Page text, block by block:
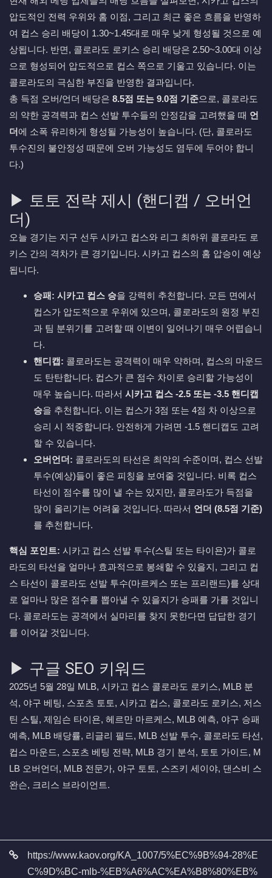
압도적인 전력 우위와 홈 이점, 그리고 최근 좋은 흐름을 반영하
여 컵스 승리 배당이 1.30~1.45대로 매우 낮게 형성될 것으로 예
상됩니다. 반면, 콜로라도 로키스 승리 배당은 2.50~3.00대 이상
으로 형성되어 압도적으로 컵스 쪽으로 기울고 있습니다. 이는
콜로라도의 극심한 부진을 반영한 결과입니다.
총 득점 오버/언더 배당은 8.5점 또는 9.0점 기준으로, 콜로라도
의 약한 공격력과 컵스 선발 투수들의 안정감을 고려했을 때 언
더에 소폭 유리하게 형성될 가능성이 높습니다. (단, 콜로라도
투수진의 불안정성 때문에 오버 가능성도 염두에 두어야 합니
다.)
▶ 토토 전략 제시 (핸디캡 / 오버언
더)
오늘 경기는 지구 선두 시카고 컵스와 리그 최하위 콜로라도 로
키스 간의 격차가 큰 경기입니다. 시카고 컵스의 홈 압승이 예상
됩니다.
승패: 시카고 컵스 승을 강력히 추천합니다. 모든 면에서
컵스가 압도적으로 우위에 있으며, 콜로라도의 원정 부진
과 팀 분위기를 고려할 때 이변이 일어나기 매우 어렵습니
다.
핸디캡: 콜로라도는 공격력이 매우 약하며, 컵스의 마운드
도 탄탄합니다. 컵스가 큰 점수 차이로 승리할 가능성이
매우 높습니다. 따라서 시카고 컵스 -2.5 또는 -3.5 핸디캡
승을 추천합니다. 이는 컵스가 3점 또는 4점 차 이상으로
승리 시 적중합니다. 안전하게 가려면 -1.5 핸디캡도 고려
할 수 있습니다.
오버언더: 콜로라도의 타선은 최악의 수준이며, 컵스 선발
투수(예상)들이 좋은 피칭을 보여줄 것입니다. 비록 컵스
타선이 점수를 많이 낼 수는 있지만, 콜로라도가 득점을
많이 올리기는 어려울 것입니다. 따라서 언더 (8.5점 기준)
를 추천합니다.
핵심 포인트: 시카고 컵스 선발 투수(스틸 또는 타이욘)가 콜로
라도의 타선을 얼마나 효과적으로 봉쇄할 수 있을지, 그리고 컵
스 타선이 콜로라도 선발 투수(마르케스 또는 프리랜드)를 상대
로 얼마나 많은 점수를 뽑아낼 수 있을지가 승패를 가를 것입니
다. 콜로라도는 공격에서 실마리를 찾지 못한다면 답답한 경기
를 이어갈 것입니다.
▶ 구글 SEO 키워드
2025년 5월 28일 MLB, 시카고 컵스 콜로라도 로키스, MLB 분
석, 야구 베팅, 스포츠 토토, 시카고 컵스, 콜로라도 로키스, 저스
틴 스틸, 제임슨 타이욘, 헤르만 마르케스, MLB 예측, 야구 승패
예측, MLB 배당률, 리글리 필드, MLB 선발 투수, 콜로라도 타선,
컵스 마운드, 스포츠 베팅 전략, MLB 경기 분석, 토토 가이드, M
LB 오버언더, MLB 전문가, 야구 토토, 스즈키 세이야, 댄스비 스
완슨, 크리스 브라이언트.
관련자료https://www.kaov.org/KA_1007/5%EC%9B%94-28%E
C%9D%BC-mlb-%EB%A6%AC%EA%B8%80%EB%